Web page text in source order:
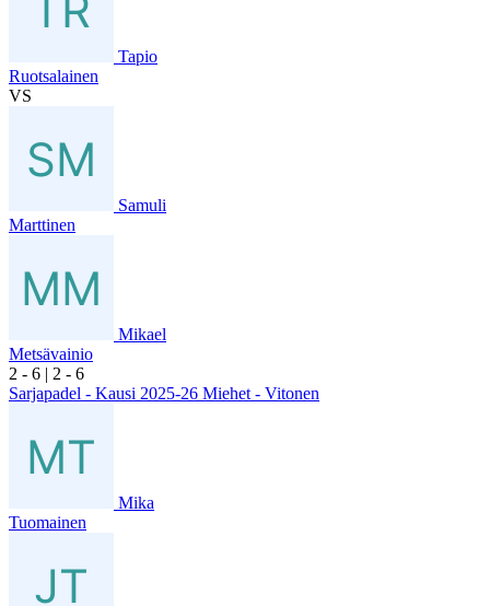
Tapio
Ruotsalainen
VS
Samuli
Marttinen
Mikael
Metsävainio
2 - 6 | 2 - 6
Sarjapadel - Kausi 2025-26 Miehet - Vitonen
Mika
Tuomainen